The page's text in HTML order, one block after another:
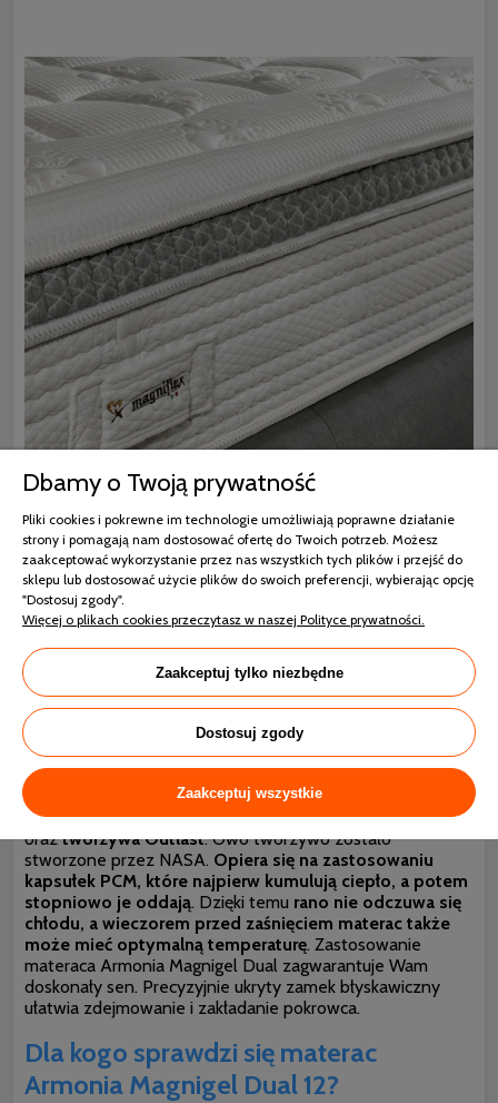
Rdzeń materaca składa się z pianek, a
dopełnieniem jest pokrowiec -
poznajcie jego właściwości
Pokrowiec gwarantuje atrakcyjny wygląd materaca
Magnigel dual 12 Magniflex. Luksusowe pikowane
krawędzie ułatwiają wstawanie z wysokiej
powierzchni.Pokrowiec materaca Armonia Memoform
Dual 12 w wersji Dual Comfort, ale i klasycznej poprawia
. Gwarantuje unikalny komfort
odpoczynku wynikający z wykonania powłoki z wiskozy
oraztworzywa Outlast. Owo tworzywo zostało
stworzone przez NASA. Opiera się na zastosowaniu
kapsułek PCM, które najpierw kumulują ciepło, a potem
stopniowo je oddają. Dzięki temu rano nie odczuwa się
chłodu, a wieczorem przed zaśnięciem materac także
może mieć optymalną temperaturę. Zastosowanie
materaca Armonia Magnigel Dual zagwarantuje Wam
doskonały sen. Precyzyjnie ukryty zamek błyskawiczny
ułatwia zdejmowanie i zakładanie pokrowca.
Dla kogo sprawdzi się materac
Armonia Magnigel Dual 12?
Dbamy o Twoją prywatność
Pliki cookies i pokrewne im technologie umożliwiają poprawne działanie
strony i pomagają nam dostosować ofertę do Twoich potrzeb. Możesz
zaakceptować wykorzystanie przez nas wszystkich tych plików i przejść do
sklepu lub dostosować użycie plików do swoich preferencji, wybierając opcję
"Dostosuj zgody".
Więcej o plikach cookies przeczytasz w naszej Polityce prywatności.
Zaakceptuj tylko niezbędne
Dostosuj zgody
Zaakceptuj wszystkie